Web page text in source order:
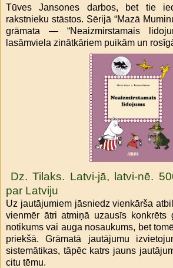
Tūves Jansones darbos, bet tie
rakstnieku stāstos. Sērijā “Mazā
grāmata — “Neaizmirstamais
lasāmviela zinātkāriem puikām un
Dz. Tilaks. Latvi-jā, latvi-nē.
par Latviju
Uz jautājumiem jāsniedz vienkārša
vienmēr ātri atmiņā uzausīs konkrēts
notikums vai auga nosaukums, bet
priekšā. Grāmatā jautājumu
sistemātikas, tāpēc katrs jauns
citu tēmu.